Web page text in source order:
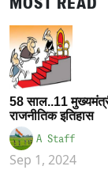
MOST READ
58 साल..11
राजनीतिक इतिहास
A Staff
Sep 1, 2024